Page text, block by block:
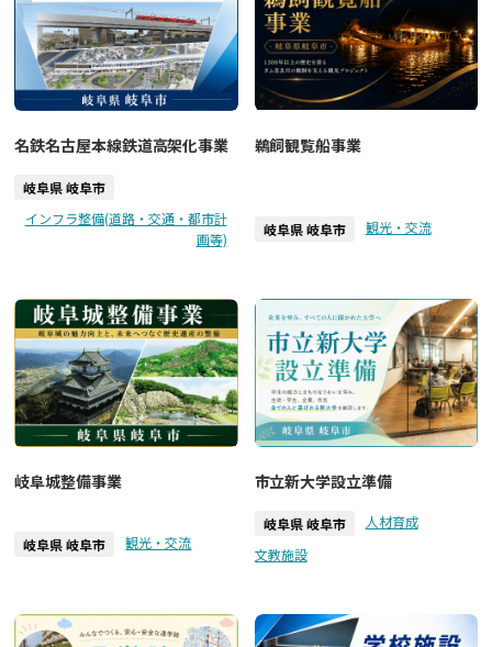
名鉄名古屋本線鉄道高架化事業
岐阜県 岐阜市
インフラ整備(道路・交通・都市計
画等)
鵜飼観覧船事業
岐阜県 岐阜市 観光・交流
岐阜城整備事業
岐阜県 岐阜市 観光・交流
市立新大学設立準備
岐阜県 岐阜市
人材育成
文教施設